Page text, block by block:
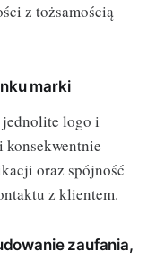
z tożsamością
marki
logo i
konsekwentnie
oraz spójność
z klientem.
zaufania,